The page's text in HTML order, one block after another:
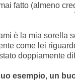
fatto (almeno
è la mia sorella
come lei
doppiamente
esempio, un